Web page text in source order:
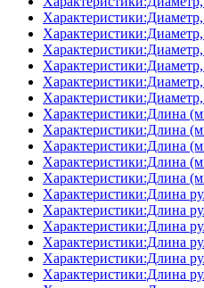
Характеристики:Длина
Характеристики:Длина
Характеристики:Длина
Характеристики:Длина
Характеристики:Длина
Характеристики:Длина
Характеристики:Длина
Характеристики:Длина
Характеристики:Длина
Характеристики:Длина
Характеристики:Длина